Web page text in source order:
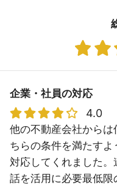
企業・社員の対応
4.0
他の不動産会社からは
ちらの条件を満たす
対応してくれました
話を活用に必要最低